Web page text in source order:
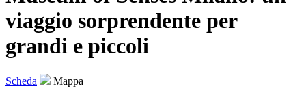
viaggio sorprendente per
grandi e piccoli
Scheda
Mappa